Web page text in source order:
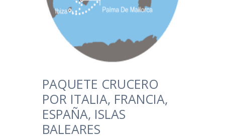
PAQUETE CRUCERO
POR ITALIA, FRANCIA,
ESPAÑA, ISLAS
BALEARES